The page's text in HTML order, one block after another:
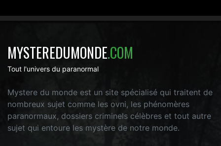
MYSTEREDUMONDE.COM
Tout l'univers du paranormal
Mystere du monde est un site spécialisé qui traitent de
nombreux sujet comme les ovni, les phénomères
paranormaux, dossiers criminels célèbres et tout autre
sujet qui entoure les mystère de notre monde.